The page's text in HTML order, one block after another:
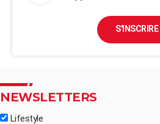
S'INSCRIRE
NEWSLETTERS
Lifestyle